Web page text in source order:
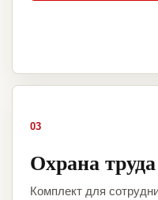
03
Охрана труда
Комплект для